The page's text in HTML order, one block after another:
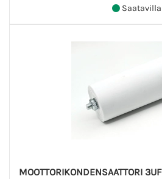
Saatavilla
MOOTTORIKONDENSAATTORI 3UF